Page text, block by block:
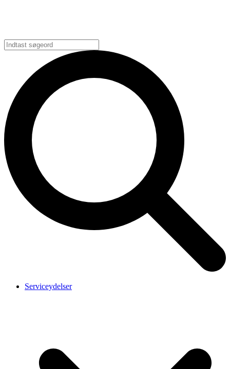
Serviceydelser